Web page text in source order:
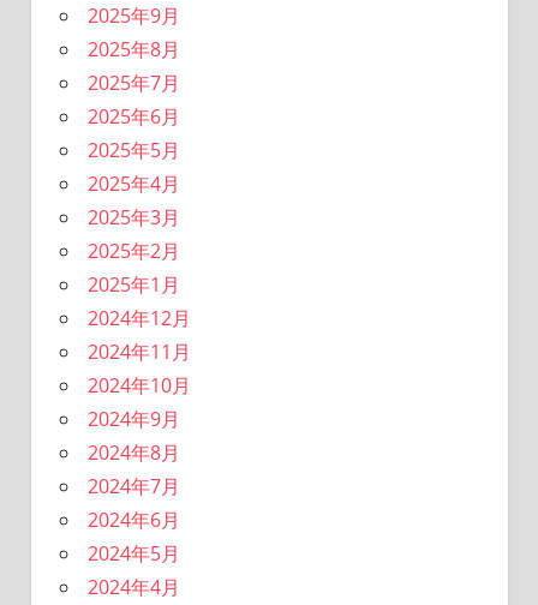
2025年9月
2025年8月
2025年7月
2025年6月
2025年5月
2025年4月
2025年3月
2025年2月
2025年1月
2024年12月
2024年11月
2024年10月
2024年9月
2024年8月
2024年7月
2024年6月
2024年5月
2024年4月